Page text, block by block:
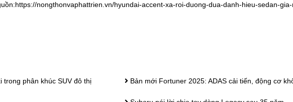
https://nongthonvaphattrien.vn/hyundai-accent-xa-roi-duong-dua-danh-hieu-sedan-
trong phân khúc SUV đô thị Bản mới Fortuner 2025: ADAS cải tiến, động cơ